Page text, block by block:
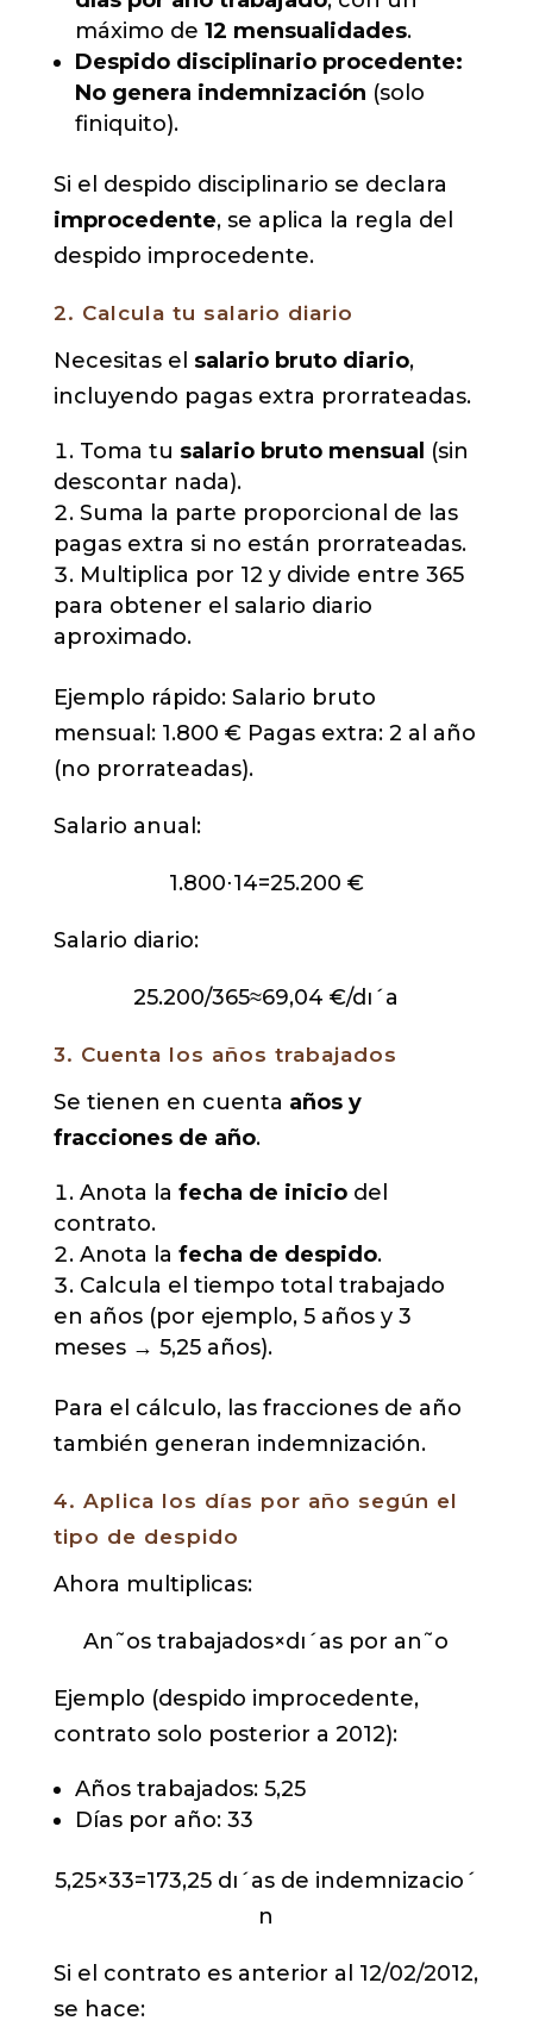
máximo de 12 mensualidades.
Despido disciplinario procedente:
No genera indemnización (solo
finiquito).
Si el despido disciplinario se declara
improcedente, se aplica la regla del
despido improcedente.
2. Calcula tu salario diario
Necesitas el salario bruto diario,
incluyendo pagas extra prorrateadas.
Toma tu salario bruto mensual (sin
descontar nada).
Suma la parte proporcional de las
pagas extra si no están prorrateadas.
Multiplica por 12 y divide entre 365
para obtener el salario diario
aproximado.
Ejemplo rápido: Salario bruto
mensual: 1.800 € Pagas extra: 2 al año
(no prorrateadas).
Salario anual:
1.800⋅14=25.200 €
Salario diario:
25.200/365≈69,04 €/d ı ˊa
3. Cuenta los años trabajados
Se tienen en cuenta años y
fracciones de año.
Anota la fecha de iniciodel
contrato.
Anota la fecha de despido.
Calcula el tiempo total trabajado
en años (por ejemplo, 5 años y 3
meses → 5,25 años).
Para el cálculo, las fracciones de año
también generan indemnización.
4. Aplica los días por año según el
tipo de despido
Ahora multiplicas:
An˜os trabajados×d ı ˊas por an˜o
Ejemplo (despido improcedente,
contrato solo posterior a 2012):
Años trabajados: 5,25
Días por año: 33
5,25×33=173,25 d ı ˊas de indemnizacio ˊ
n
Si el contrato es anterior al 12/02/2012,
se hace: